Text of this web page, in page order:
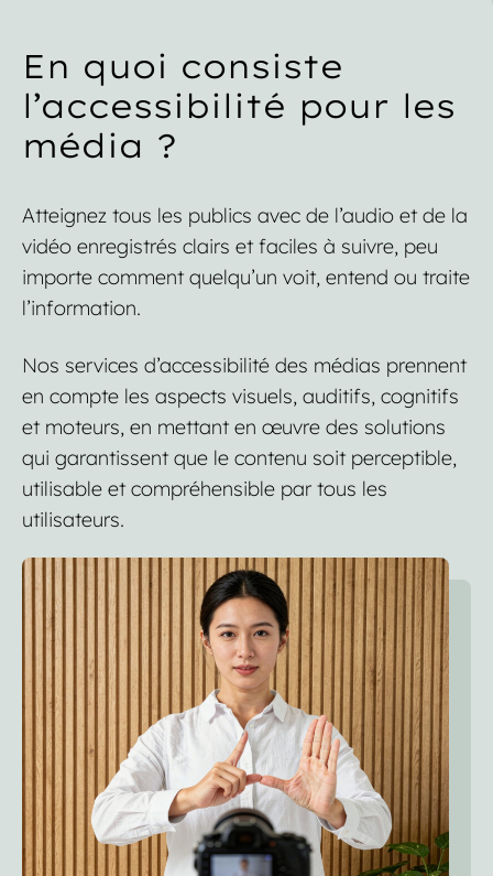
En quoi consiste
l’accessibilité pour les
média ?
Atteignez tous les publics avec de l’audio et de la
vidéo enregistrés clairs et faciles à suivre, peu
importe comment quelqu’un voit, entend ou traite
l’information.
Nos services d’accessibilité des médias prennent
en compte les aspects visuels, auditifs, cognitifs
et moteurs, en mettant en œuvre des solutions
qui garantissent que le contenu soit perceptible,
utilisable et compréhensible par tous les
utilisateurs.